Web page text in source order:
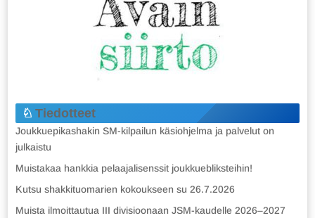
Tiedotteet
Joukkuepikashakin SM-kilpailun käsiohjelma ja palvelut on
julkaistu
Muistakaa hankkia pelaajalisenssit joukkuebliksteihin!
Kutsu shakkituomarien kokoukseen su 26.7.2026
Muista ilmoittautua III divisioonaan JSM-kaudelle 2026–2027